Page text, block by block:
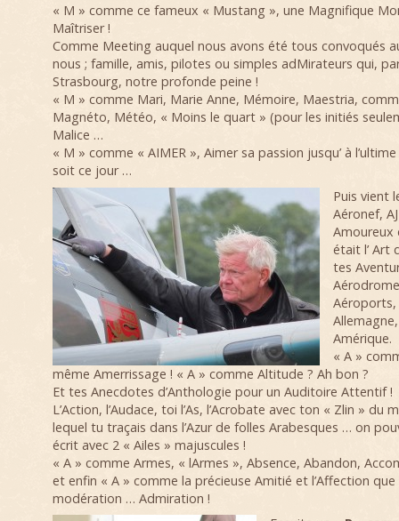
« M » comme ce fameux « Mustang », une Magnifique
Maîtriser !
Comme Meeting auquel nous avons été tous convoqués
nous ; famille, amis, pilotes ou simples adMirateurs qui,
Strasbourg, notre profonde peine !
« M » comme Mari, Marie Anne, Mémoire, Maestria,
Magnéto, Météo, « Moins le quart » (pour les initiés
Malice …
« M » comme « AIMER », Aimer sa passion jusqu’ à
soit ce jour …
Puis vient
Aéronef,
Amoureux
était l’ Art
tes
Aéroports,
Allemagne,
Amérique.
« A »
même Amerrissage ! « A » comme Altitude ? Ah bon ?
Et tes Anecdotes d’Anthologie pour un Auditoire Attentif !
L’Action, l’Audace, toi l’As, l’Acrobate avec ton « Zlin » du
lequel tu traçais dans l’Azur de folles Arabesques … on
écrit avec 2 « Ailes » majuscules !
« A » comme Armes, « lArmes », Absence, Abandon,
et enfin « A » comme la précieuse Amitié et l’Affection
modération … Admiration !